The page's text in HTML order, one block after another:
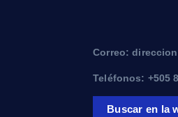
Correo:
Teléfonos: +505
Buscar en la